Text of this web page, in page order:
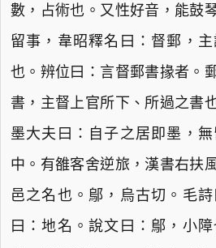
數，占術也。又性好音，能鼓
留事，韋昭釋名曰：督郵，
也。辨位曰：言督郵書掾者。
書，主督上官所下、所過之書
墨大夫曰：自子之居即墨，
中。有雒客舍逆旅，漢書右扶
邑之名也。鄔，烏古切。毛
曰：地名。說文曰：鄔，小